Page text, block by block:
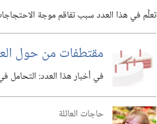
تعلَّم في هذا العدد سبب تفاقم موجة
مقتطفات من حول
في أخبار هذا العدد:‏ التحامل
حاجات العائلة